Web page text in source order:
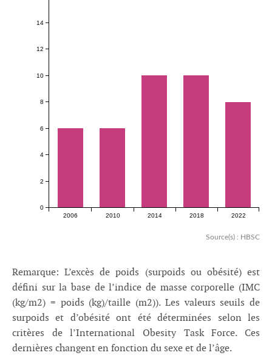
2006 2010 2014 2018 2022
0
2
4
6
8
10
12
14
Source(s) : HBSC
Remarque: L’excès de poids (surpoids ou obésité) est
défini sur la base de l’indice de masse corporelle (IMC
(kg/m2) = poids (kg)/taille (m2)). Les valeurs seuils de
surpoids et d’obésité ont été déterminées selon les
critères de l’International Obesity Task Force. Ces
dernières changent en fonction du sexe et de l’âge.